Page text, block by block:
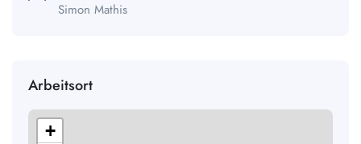
Simon Mathis
Arbeitsort
+